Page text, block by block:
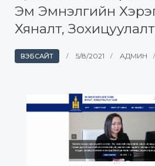
Эм Эмнэлгийн
Хяналт,
ВЭБСАЙТ 5/8/2021 АДМИН